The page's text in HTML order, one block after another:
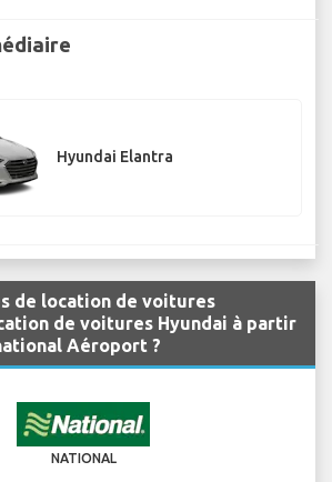
Hyundai Elantra
de location de voitures
de voitures Hyundai à partir
Aéroport ?
NATIONAL